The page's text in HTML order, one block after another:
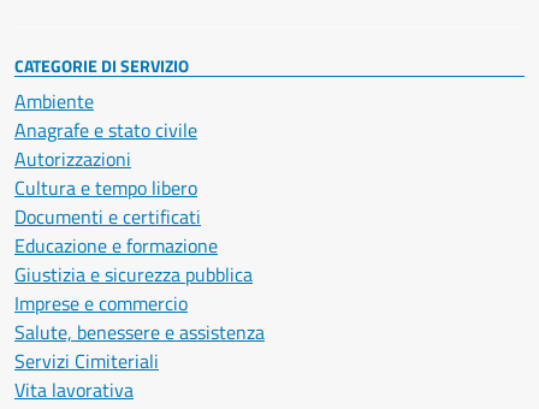
CATEGORIE DI SERVIZIO
Ambiente
Anagrafe e stato civile
Autorizzazioni
Cultura e tempo libero
Documenti e certificati
Educazione e formazione
Giustizia e sicurezza pubblica
Imprese e commercio
Salute, benessere e assistenza
Servizi Cimiteriali
Vita lavorativa